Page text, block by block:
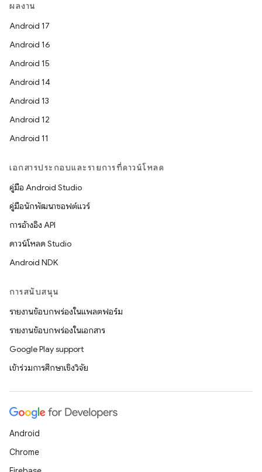
ผลงาน
Android 17
Android 16
Android 15
Android 14
Android 13
Android 12
Android 11
เอกสารประกอบและรายการที่ดาวน์โหลด
คู่มือ Android Studio
คู่มือนักพัฒนาซอฟต์แวร์
การอ้างอิง API
ดาวน์โหลด Studio
Android NDK
การสนับสนุน
รายงานข้อบกพร่องในแพลตฟอร์ม
รายงานข้อบกพร่องในเอกสาร
Google Play support
เข้าร่วมการศึกษาเชิงวิจัย
Android
Chrome